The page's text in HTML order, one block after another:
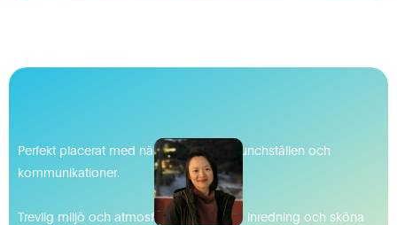
Perfekt placerat med närhet till många lunchställen och
kommunikationer.
Trevlig miljö och atmosfär med modern inredning och sköna